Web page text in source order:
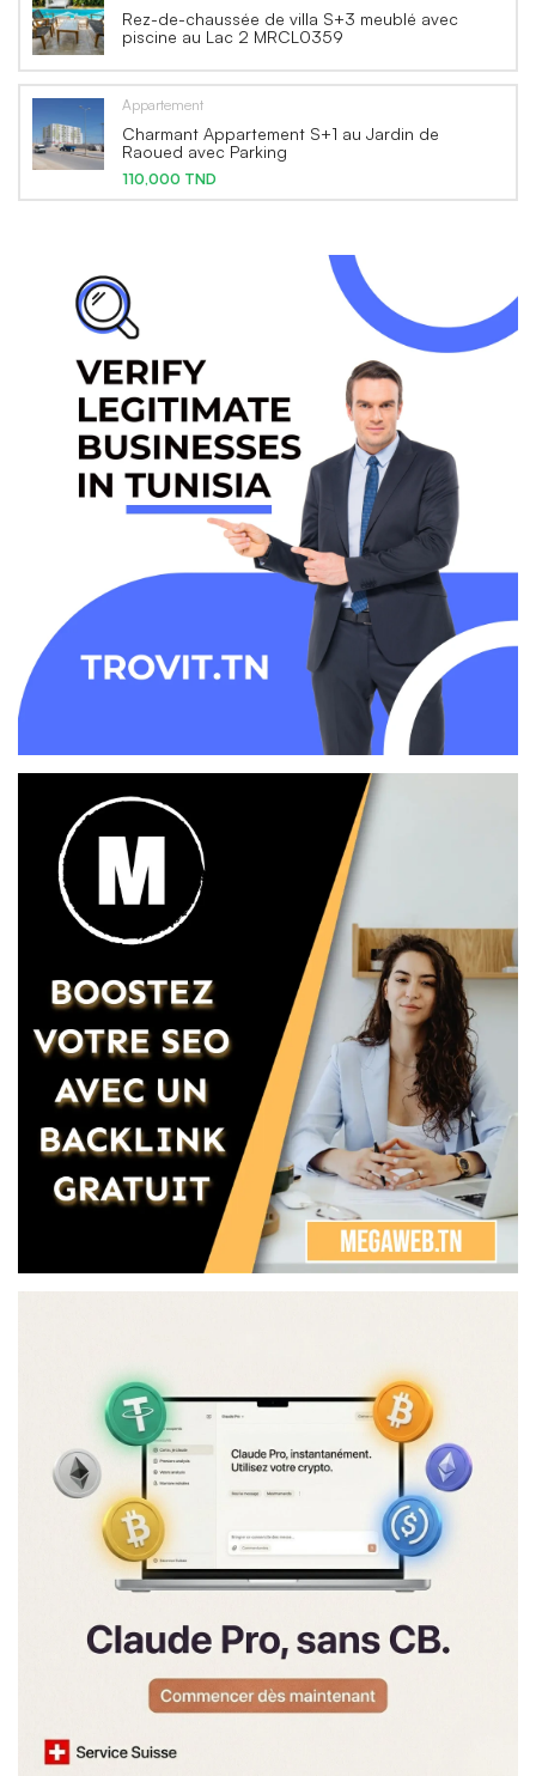
Rez-de-chaussée de villa S+3 meublé avec
piscine au Lac 2 MRCL0359
Appartement
Charmant Appartement S+1 au Jardin de
Raoued avec Parking
110,000 TND